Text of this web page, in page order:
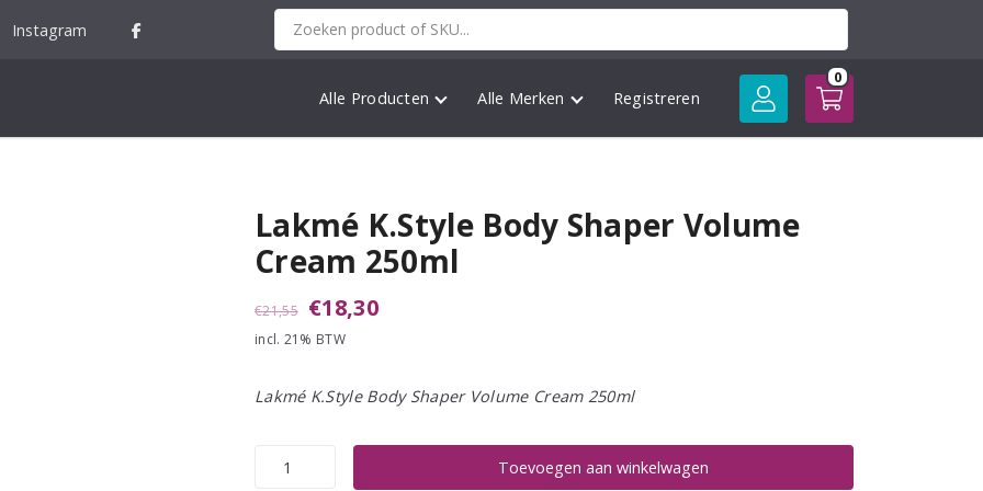
Instagram
Alle Producten Alle Merken Registreren
0
Lakmé K.Style Body Shaper Volume
Cream 250ml
€21,55 Oorspronkelijke
prijs
was:
€18,30Huidige
is:
incl. 21% BTW
Lakmé K.Style Body Shaper Volume Cream 250ml
Lakmé
Toevoegen aan winkelwagen